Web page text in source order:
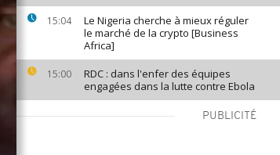
15:04
Le Nigeria cherche à mieux réguler
le marché de la crypto [Business
Africa]
15:00
RDC : dans l'enfer des équipes
engagées dans la lutte contre Ebola
PUBLICITÉ